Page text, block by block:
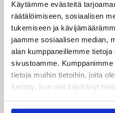
Käytämme evästeitä
räätälöimiseen, sosiaalisen
tukemiseen ja
jaamme sosiaalisen median,
alan kumppaneillemme
sivustoamme.
tietoja muihin tietoihin, joita
kerätty, kun olet käyttänyt